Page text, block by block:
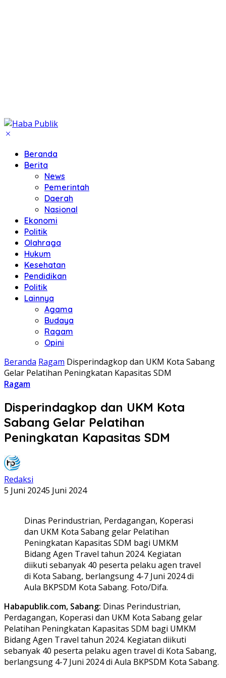
Beranda
Berita
News
Pemerintah
Daerah
Nasional
Ekonomi
Politik
Olahraga
Hukum
Kesehatan
Pendidikan
Politik
Lainnya
Agama
Budaya
Ragam
Opini
Beranda Ragam Disperindagkop dan UKM Kota Sabang
Gelar Pelatihan Peningkatan Kapasitas SDM
Ragam
Disperindagkop dan UKM Kota
Sabang Gelar Pelatihan
Peningkatan Kapasitas SDM
Redaksi
5 Juni 20245 Juni 2024
Dinas Perindustrian, Perdagangan, Koperasi
dan UKM Kota Sabang gelar Pelatihan
Peningkatan Kapasitas SDM bagi UMKM
Bidang Agen Travel tahun 2024. Kegiatan
diikuti sebanyak 40 peserta pelaku agen travel
di Kota Sabang, berlangsung 4-7 Juni 2024 di
Aula BKPSDM Kota Sabang. Foto/Difa.
Habapublik.com, Sabang: Dinas Perindustrian,
Perdagangan, Koperasi dan UKM Kota Sabang gelar
Pelatihan Peningkatan Kapasitas SDM bagi UMKM
Bidang Agen Travel tahun 2024. Kegiatan diikuti
sebanyak 40 peserta pelaku agen travel di Kota Sabang,
berlangsung 4-7 Juni 2024 di Aula BKPSDM Kota Sabang.